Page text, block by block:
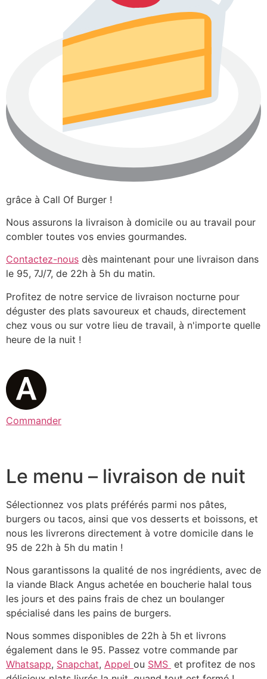
grâce à Call Of Burger !
Nous assurons la livraison à domicile ou au travail pour
combler toutes vos envies gourmandes.
Contactez-nous dès maintenant pour une livraison dans
le 95, 7J/7, de 22h à 5h du matin.
Profitez de notre service de livraison nocturne pour
déguster des plats savoureux et chauds, directement
chez vous ou sur votre lieu de travail, à n'importe quelle
heure de la nuit !
Commander
Le menu – livraison de nuit
Sélectionnez vos plats préférés parmi nos pâtes,
burgers ou tacos, ainsi que vos desserts et boissons, et
nous les livrerons directement à votre domicile dans le
95 de 22h à 5h du matin !
Nous garantissons la qualité de nos ingrédients, avec de
la viande Black Angus achetée en boucherie halal tous
les jours et des pains frais de chez un boulanger
spécialisé dans les pains de burgers.
Nous sommes disponibles de 22h à 5h et livrons
également dans le 95. Passez votre commande par
Whatsapp, Snapchat, Appel ou SMS et profitez de nos